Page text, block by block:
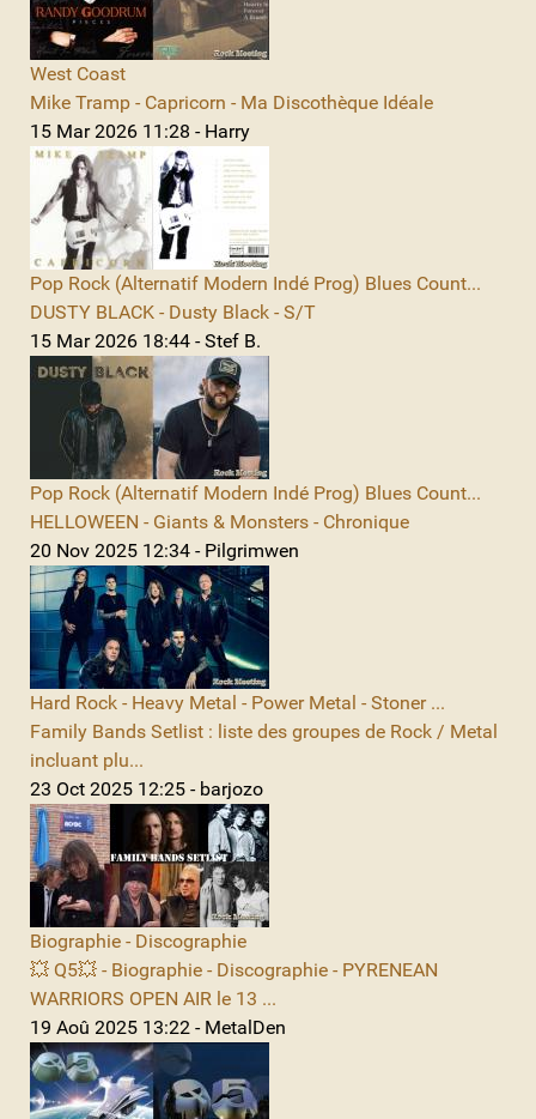
West Coast
Mike Tramp - Capricorn - Ma Discothèque Idéale
15 Mar 2026 11:28 - Harry
Pop Rock (Alternatif Modern Indé Prog) Blues Count...
DUSTY BLACK - Dusty Black - S/T
15 Mar 2026 18:44 - Stef B.
Pop Rock (Alternatif Modern Indé Prog) Blues Count...
HELLOWEEN - Giants & Monsters - Chronique
20 Nov 2025 12:34 - Pilgrimwen
Hard Rock - Heavy Metal - Power Metal - Stoner ...
Family Bands Setlist : liste des groupes de Rock / Metal
incluant plu...
23 Oct 2025 12:25 - barjozo
Biographie - Discographie
💥 Q5💥 - Biographie - Discographie - PYRENEAN
WARRIORS OPEN AIR le 13 ...
19 Aoû 2025 13:22 - MetalDen